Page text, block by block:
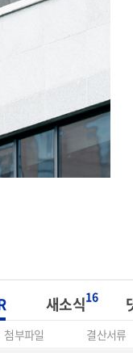
새소식16
첨부파일 결산서류